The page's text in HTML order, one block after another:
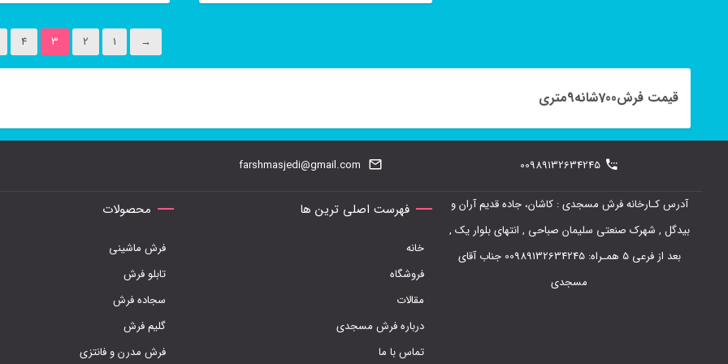
→
1
2
3
4
قیمت فرش700شانه9متری
00989132634245
farshmasjedi@gmail.com
آدرس کـارخانه فرش مسجدی : کاشان، جاده قدیم آران و
بیدگل , شهرک صنعتی سلیمان صباحی , انتهای بلوار یک ,
بعد از فرعی 5 همـراه: 00989132634245 جناب آقای
مسجدی
فهرست اصلی ترین ها
خانه
فروشگاه
مقالات
درباره فرش مسجدی
تماس با ما
محصولات
فرش ماشینی
تابلو فرش
سجاده فرش
گلیم فرش
فرش مدرن و فانتزی